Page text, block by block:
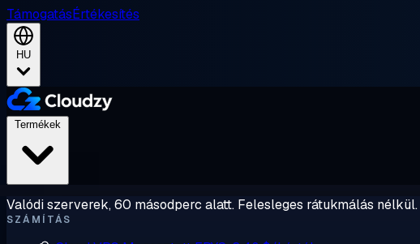
TámogatásÉrtékesítés
HU
Valódi szerverek, 60 másodperc alatt. Felesleges rátukmálás nélkül.
SZÁMÍTÁS